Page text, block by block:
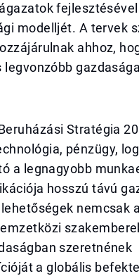
fejlesztésével
modelljét. A tervek
ahhoz,
Stratégia
pénzügy,
a legnagyobb
hosszú távú
nemcsak
szeretnének
a globális